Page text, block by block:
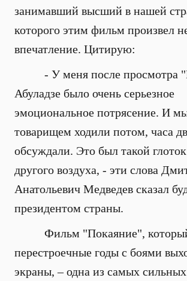
занимавший высший в нашей
которого этим фильм произвел
впечатление. Цитирую:
- У меня после просмотра
Абуладзе было очень серьезное
эмоциональное потрясение. И
товарищем ходили потом, часа
обсуждали. Это был такой
другого воздуха, - эти слова
Анатольевич Медведев сказал
президентом страны.
Фильм "Покаяние",
перестроечные годы с боями
экраны, – одна из самых сильных